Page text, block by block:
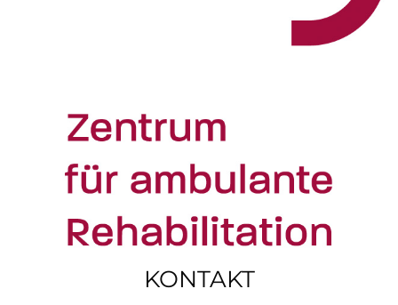
KONTAKT